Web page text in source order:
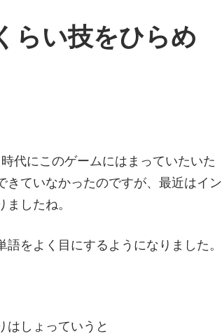
らい技をひらめ
代にこのゲームにはまっていたいた
きていなかったのですが、最近はイン
したね。
をよく目にするようになりました。
はしょっていうと